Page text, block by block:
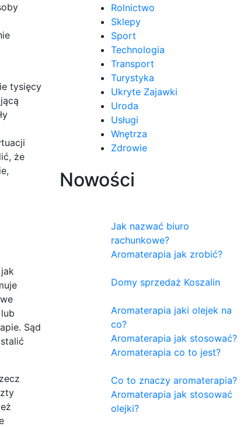
tysięcy
że
Sąd
Rolnictwo
Sklepy
Sport
Technologia
Transport
Turystyka
Ukryte Zajawki
Uroda
Usługi
Wnętrza
Zdrowie
Nowości
Jak nazwać biuro
rachunkowe?
Aromaterapia jak zrobić?
Domy sprzedaż Koszalin
Aromaterapia jaki olejek na
co?
Aromaterapia jak stosować?
Aromaterapia co to jest?
Co to znaczy aromaterapia?
Aromaterapia jak stosować
olejki?